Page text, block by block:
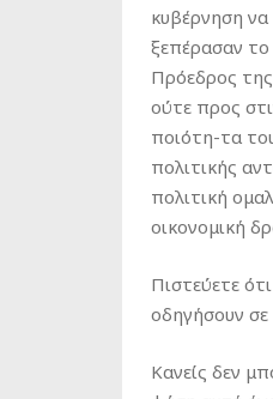
κυβέρνηση
ξεπέρασαν
Πρόεδρος
ούτε προς
ποιότη-τα
πολιτικής
πολιτική
οικονομική
Πιστεύετε
οδηγήσουν σε
Κανείς δεν